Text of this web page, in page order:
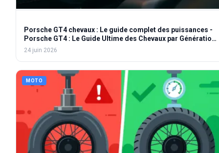
Porsche GT4 chevaux : Le guide complet des puissances -
Porsche GT4 : Le Guide Ultime des Chevaux par Génération
- Combien de chevaux pour une Porsche GT4 ? Le
comparatif
24 juin 2026
MOTO